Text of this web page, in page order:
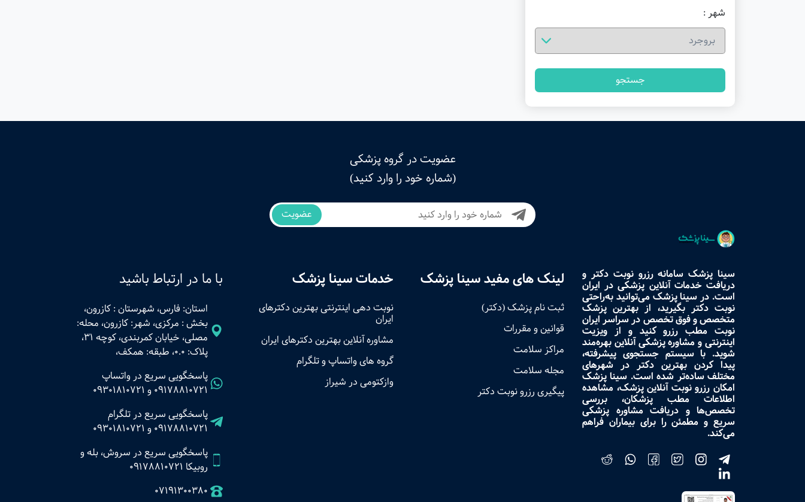
شهر :
جستجو
عضویت در گروه پزشکی
(شماره خود را وارد کنید)
عضویت
سینا پزشک سامانه رزرو نوبت دکتر و
دریافت خدمات آنلاین پزشکی در ایران
است. در سینا پزشک می‌توانید به‌راحتی
نوبت دکتر بگیرید، از بهترین پزشک
متخصص و فوق تخصص در سراسر ایران
نوبت مطب رزرو کنید و از ویزیت
اینترنتی و مشاوره پزشکی آنلاین بهره‌مند
شوید. با سیستم جستجوی پیشرفته،
پیدا کردن بهترین دکتر در شهرهای
مختلف ساده‌تر شده است. سینا پزشک
امکان رزرو نوبت آنلاین پزشک، مشاهده
اطلاعات مطب پزشکان، بررسی
تخصص‌ها و دریافت مشاوره پزشکی
سریع و مطمئن را برای بیماران فراهم
می‌کند.
لینک های مفید سینا پزشک
ثبت نام پزشک (دکتر)
قوانین و مقررات
مراکز سلامت
مجله سلامت
پیگیری رزرو نوبت دکتر
خدمات سینا پزشک
نوبت‌ دهی اینترنتی بهترین دکترهای
ایران
مشاوره آنلاین بهترین دکترهای ایران
گروه های واتساپ و تلگرام
وازکتومی در شیراز
با ما در ارتباط باشید
استان: فارس، شهرستان : کازرون،
بخش : مرکزی، شهر: کازرون، محله:
مصلی، خیابان کمربندی، کوچه 31،
پلاک: 0.0، طبقه: همکف،
پاسخگویی سریع در واتساپ
09178810721 و 09301810721
پاسخگویی سریع در تلگرام
09178810721 و 09301810721
پاسخگویی سریع در سروش، بله و
روبیکا 09178810721
07191300380